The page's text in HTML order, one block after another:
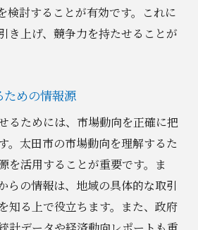
検討することが有効です。これに
き上げ、競争力を持たせることが
めの情報源
るためには、市場動向を正確に把
。太田市の市場動向を理解するた
を活用することが重要です。ま
らの情報は、地域の具体的な取引
知る上で役立ちます。また、政府